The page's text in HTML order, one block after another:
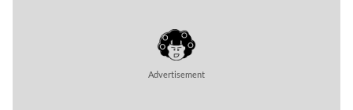
Advertisement